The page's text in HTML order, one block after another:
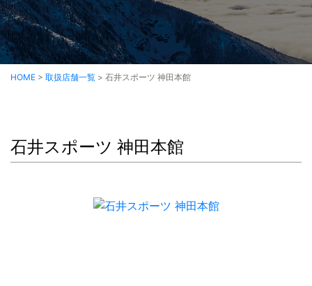
HOME > 取扱店舗一覧 > 石井スポーツ 神田本館
石井スポーツ 神田本館